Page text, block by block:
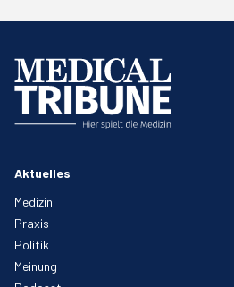
Aktuelles
Medizin
Praxis
Politik
Meinung